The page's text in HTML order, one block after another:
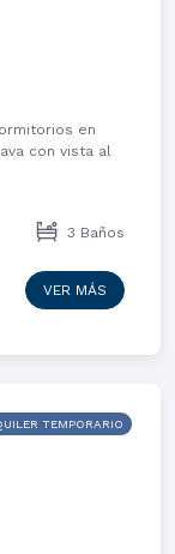
en
con vista al
3 Baños
VER MÁS
TEMPORARIO